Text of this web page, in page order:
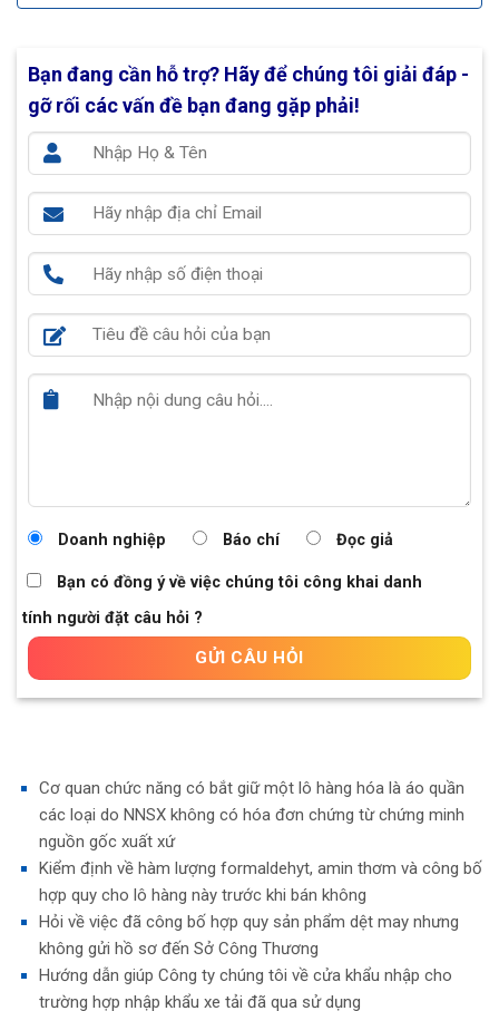
Bạn đang cần hỗ trợ? Hãy để chúng tôi giải đáp -
gỡ rối các vấn đề bạn đang gặp phải!
Doanh nghiệp Báo chí Đọc giả
Bạn có đồng ý về việc chúng tôi công khai danh
tính người đặt câu hỏi ?
Cơ quan chức năng có bắt giữ một lô hàng hóa là áo quần
các loại do NNSX không có hóa đơn chứng từ chứng minh
nguồn gốc xuất xứ
Kiểm định về hàm lượng formaldehyt, amin thơm và công bố
hợp quy cho lô hàng này trước khi bán không
Hỏi về việc đã công bố hợp quy sản phẩm dệt may nhưng
không gửi hồ sơ đến Sở Công Thương
Hướng dẫn giúp Công ty chúng tôi về cửa khẩu nhập cho
trường hợp nhập khẩu xe tải đã qua sử dụng